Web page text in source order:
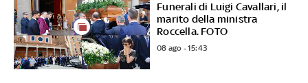
Funerali di Luigi Cavallari, il
marito della ministra
Roccella. FOTO
08 ago - 15:43